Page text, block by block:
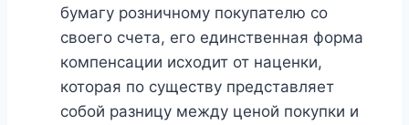
бумагу розничному покупателю со
своего счета, его единственная форма
компенсации исходит от наценки,
которая по существу представляет
собой разницу между ценой покупки и